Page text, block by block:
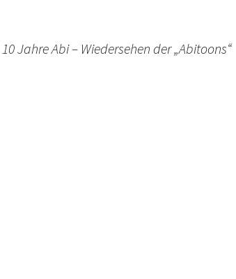
10 Jahre Abi – Wiedersehen der „Abitoons“